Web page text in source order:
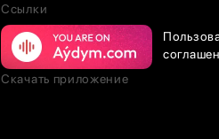
Ссылки
Скачать приложение